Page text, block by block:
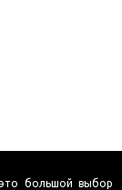
это большой выбор